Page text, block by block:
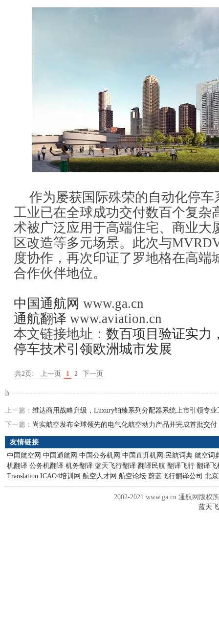
作为屡获国际殊荣的自动化停
工业已在全球成功交付数百个复杂
术被广泛应用于高端住宅、商业大
区改造等多元场景。此次与
度协作，再次印证了罗地格在高端
合作伙伴地位。
中国通航网 www.ga.cn
通航翻译 www.aviation.cn
本文链接地址： 数百项目验证实力
停车技术引领欧洲城市发展
共2页: 上一页 1 2 下一页
上一篇： 维达商用战略升级，Luxury铂臻系列分配器系统上市引领专业
下一篇： 尚实航空发布全球领先的电气化航空动力产品并完成首批交付
友情链接
中国航空网 中国通航网 中国公务机网 中国直升机网 民航词典 航空词
机翻译 公务机翻译 机务翻译 蓝天飞行翻译 翻译民航 翻译飞行 翻译飞
Translation ICAO4培训网 航空人才网 航空论坛 蔚蓝飞行翻译公司 北
2002-2021 www.ga.cn 通航网版权
蓝天